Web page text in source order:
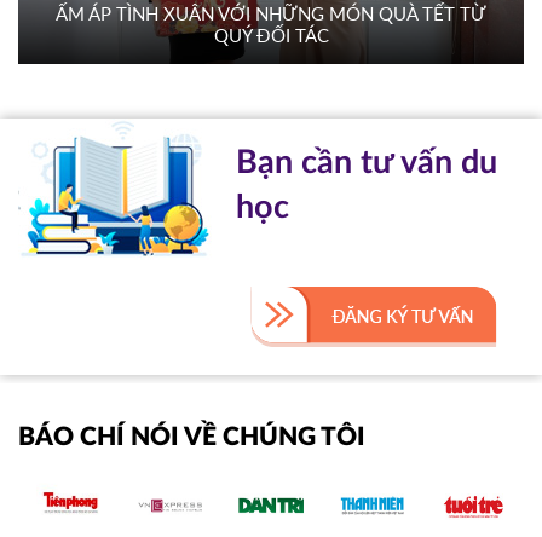
ẤM ÁP TÌNH XUÂN VỚI NHỮNG MÓN QUÀ TẾT TỪ
QUÝ ĐỐI TÁC
Bạn cần tư vấn du
học
BÁO CHÍ NÓI VỀ CHÚNG TÔI